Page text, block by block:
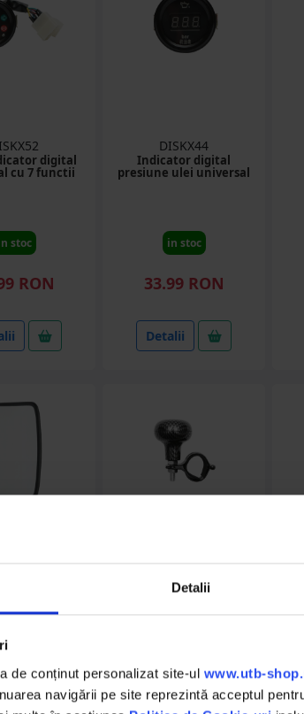
Detalii
de conținut personalizat site-ul www.utb-
navigării pe site reprezintă acceptul
digital
cu 7 functii
stoc
RON
DISKX44
Indicator digital
presiune ulei universal
in stoc
33.99 RON
Detalii
laterala
pe brat
stoc
Nuca volan universala
Germany
in stoc